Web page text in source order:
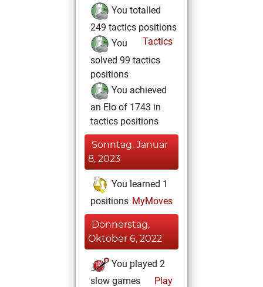
You totalled
249 tactics positions
Tactics
You
solved 99 tactics
positions
You achieved
an Elo of 1743 in
tactics positions
Sonntag, Januar
8, 2023
You learned 1
positions MyMoves
Donnerstag,
Oktober 6, 2022
You played 2
slow games
Play